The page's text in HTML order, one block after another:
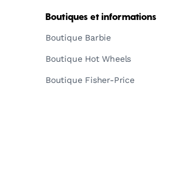
Boutiques et informations
Boutique Barbie
Boutique Hot Wheels
Boutique Fisher-Price